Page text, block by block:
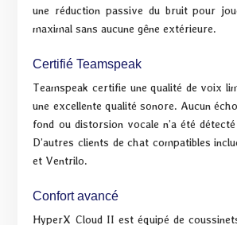
une réduction passive du bruit pour
maximal sans aucune gêne extérieure.
Certifié Teamspeak
Teamspeak certifie une qualité de voix
une excellente qualité sonore. Aucun
fond ou distorsion vocale n’a été
D’autres clients de chat compatibles
et Ventrilo.
Confort avancé
HyperX Cloud II est équipé de